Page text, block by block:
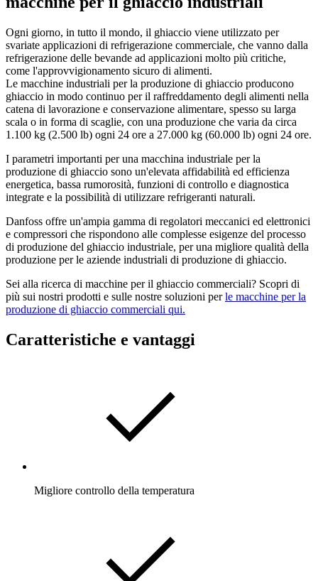
Ogni giorno, in tutto il mondo, il ghiaccio viene utilizzato per
svariate applicazioni di refrigerazione commerciale, che vanno dalla
refrigerazione delle bevande ad applicazioni molto più critiche,
come l'approvvigionamento sicuro di alimenti.
Le macchine industriali per la produzione di ghiaccio producono
ghiaccio in modo continuo per il raffreddamento degli alimenti nella
catena di lavorazione e conservazione alimentare, spesso su larga
scala o in forma di scaglie, con una produzione che varia da circa
1.100 kg (2.500 lb) ogni 24 ore a 27.000 kg (60.000 lb) ogni 24 ore.
I parametri importanti per una macchina industriale per la
produzione di ghiaccio sono un'elevata affidabilità ed efficienza
energetica, bassa rumorosità, funzioni di controllo e diagnostica
integrate e la possibilità di utilizzare refrigeranti naturali.
Danfoss offre un'ampia gamma di regolatori meccanici ed elettronici
e compressori che rispondono alle complesse esigenze del processo
di produzione del ghiaccio industriale, per una migliore qualità della
produzione per le aziende industriali di produzione di ghiaccio.
Sei alla ricerca di macchine per il ghiaccio commerciali? Scopri di
più sui nostri prodotti e sulle nostre soluzioni perle macchine per la
produzione di ghiaccio commerciali qui.
Caratteristiche e vantaggi
Migliore controllo della temperatura